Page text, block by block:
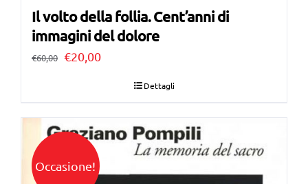
Il volto della follia. Cent’anni di
immagini del dolore
€60,00 Il
€60,00.
€20,00Il
prezzo
€20,00.
Dettagli
Occasione!